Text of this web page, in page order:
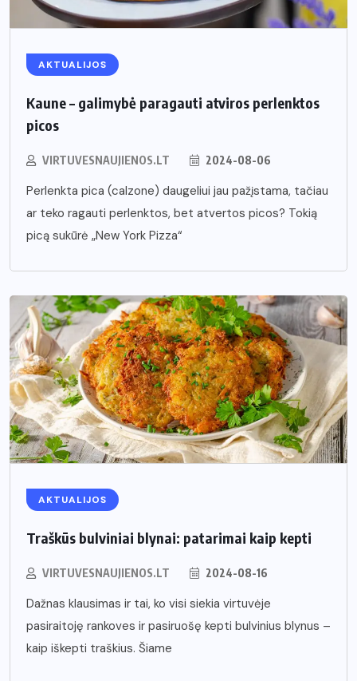
AKTUALIJOS
Kaune – galimybė paragauti atviros perlenktos
picos
VIRTUVESNAUJIENOS.LT 2024-08-06
Perlenkta pica (calzone) daugeliui jau pažįstama, tačiau
ar teko ragauti perlenktos, bet atvertos picos? Tokią
picą sukūrė „New York Pizza“
AKTUALIJOS
Traškūs bulviniai blynai: patarimai kaip kepti
VIRTUVESNAUJIENOS.LT 2024-08-16
Dažnas klausimas ir tai, ko visi siekia virtuvėje
pasiraitoję rankoves ir pasiruošę kepti bulvinius blynus –
kaip iškepti traškius. Šiame